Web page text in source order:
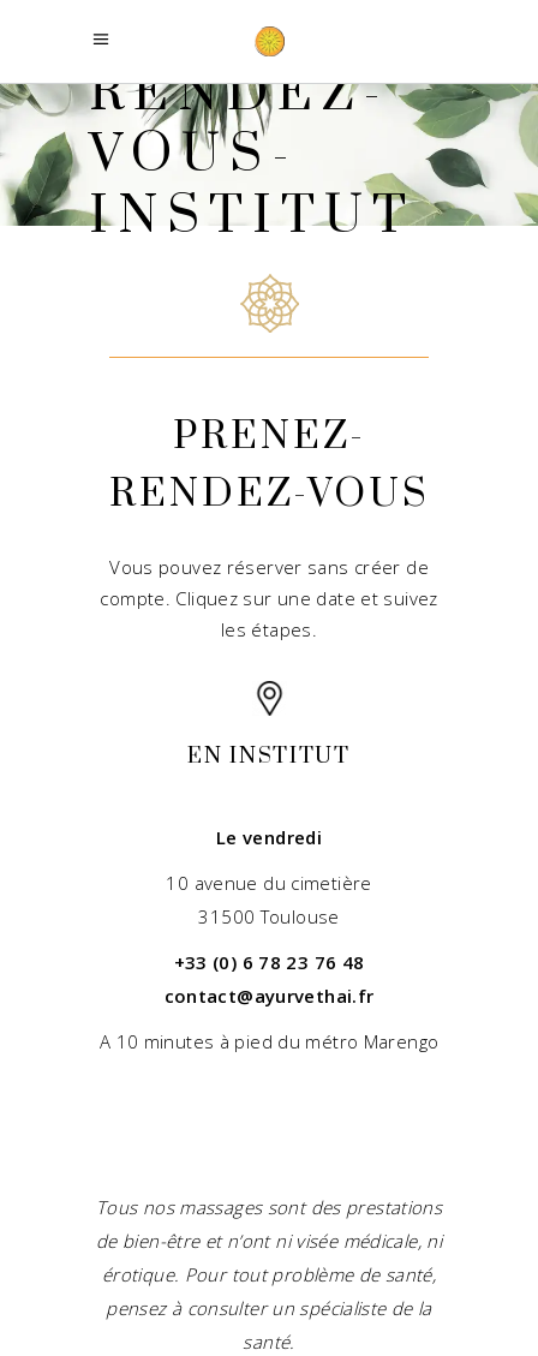
RENDEZ-
VOUS-
INSTITUT
PRENEZ-
RENDEZ-VOUS
Vous pouvez réserver sans créer de
compte. Cliquez sur une date et suivez
les étapes.
EN INSTITUT
Le vendredi
10 avenue du cimetière
31500 Toulouse
+33 (0) 6 78 23 76 48
contact@ayurvethai.fr
A 10 minutes à pied du métro Marengo
Tous nos massages sont des prestations
de bien-être et n’ont ni visée médicale, ni
érotique. Pour tout problème de santé,
pensez à consulter un spécialiste de la
santé.